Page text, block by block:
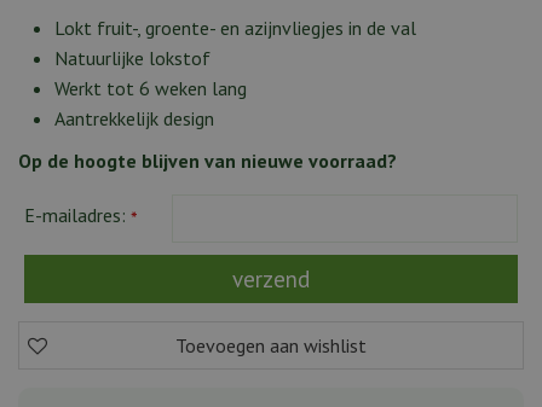
Lokt fruit-, groente- en azijnvliegjes in de val
Natuurlijke lokstof
Werkt tot 6 weken lang
Aantrekkelijk design
Op de hoogte blijven van nieuwe voorraad?
E-mailadres: *